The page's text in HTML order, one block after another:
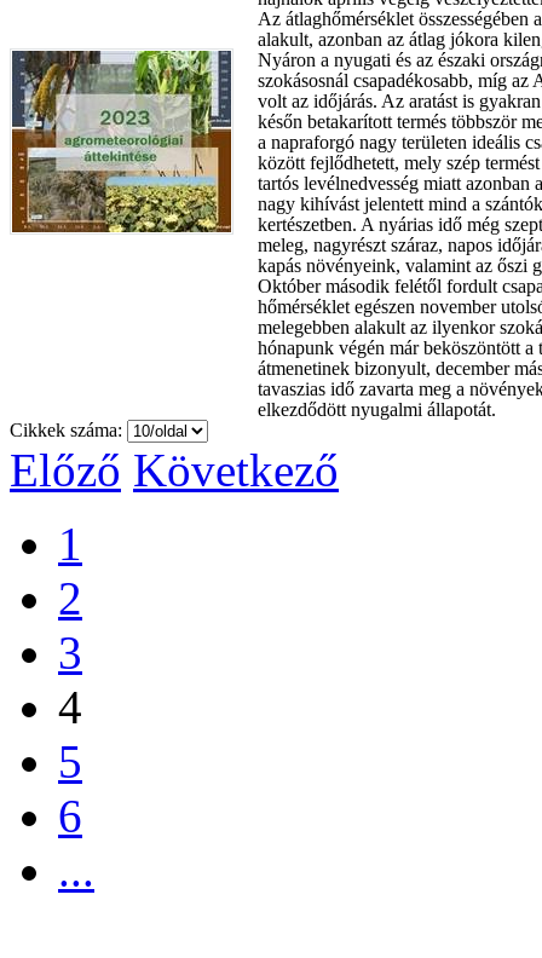
Az átlaghőmérséklet összességében
alakult, azonban az átlag jókora
Nyáron a nyugati és az északi
szokásosnál csapadékosabb, míg az
volt az időjárás. Az aratást is
későn betakarított termés többször
a napraforgó nagy területen ideális
között fejlődhetett, mely szép
tartós levélnedvesség miatt azonban
nagy kihívást jelentett mind a
kertészetben. A nyárias idő még
meleg, nagyrészt száraz, napos
kapás növényeink, valamint az őszi
Október második felétől fordult
hőmérséklet egészen november
melegebben alakult az ilyenkor
hónapunk végén már beköszöntött a
átmenetinek bizonyult, december
tavaszias idő zavarta meg a
elkezdődött nyugalmi állapotát.
Cikkek száma:
Előző Következő
1
2
3
4
5
6
...